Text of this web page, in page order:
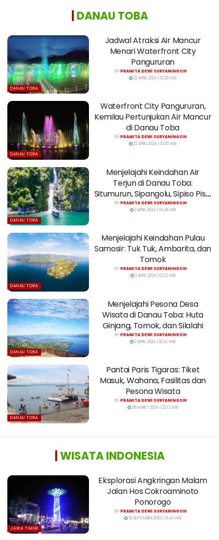
DANAU TOBA
DANAU TOBA
Jadwal Atraksi Air Mancur
Menari Waterfront City
Pangururan
BYPRAMITA DEWI SURYANINGSIH
22 APRIL 2024 | 02:20 WIB
DANAU TOBA
Waterfront City Pangururan,
Kemilau Pertunjukan Air Mancur
di Danau Toba
BYPRAMITA DEWI SURYANINGSIH
22 APRIL 2024 | 02:03 WIB
DANAU TOBA
Menjelajahi Keindahan Air
Terjun di Danau Toba:
Situmurun, Sipangolu, Sipiso Piso,
dan Janji
BYPRAMITA DEWI SURYANINGSIH
2 APRIL 2024 | 04:28 WIB
DANAU TOBA
Menjelajahi Keindahan Pulau
Samosir: Tuk Tuk, Ambarita, dan
Tomok
BYPRAMITA DEWI SURYANINGSIH
2 APRIL 2024 | 03:12 WIB
DANAU TOBA
Menjelajahi Pesona Desa
Wisata di Danau Toba: Huta
Ginjang, Tomok, dan Silalahi
BYPRAMITA DEWI SURYANINGSIH
2 APRIL 2024 | 02:41 WIB
DANAU TOBA
Pantai Paris Tigaras: Tiket
Masuk, Wahana, Fasilitas dan
Pesona Wisata
BYPRAMITA DEWI SURYANINGSIH
28 MARET 2024 | 22:12 WIB
WISATA INDONESIA
JAWA TIMUR
Eksplorasi Angkringan Malam
Jalan Hos Cokroaminoto
Ponorogo
BYPRAMITA DEWI SURYANINGSIH
16 SEPTEMBER 2023 | 18:43 WIB